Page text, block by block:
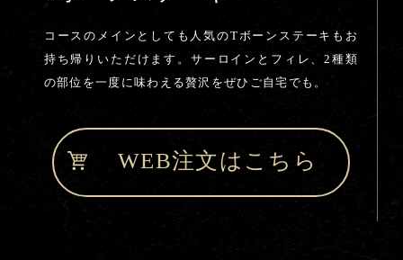
コースのメインとしても人気のTボーンステーキもお
持ち帰りいただけます。サーロインとフィレ、2種類
の部位を一度に味わえる贅沢をぜひご自宅でも。
WEB注文はこちら